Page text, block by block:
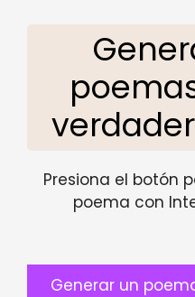
Presiona el botón
poema con
Generar un